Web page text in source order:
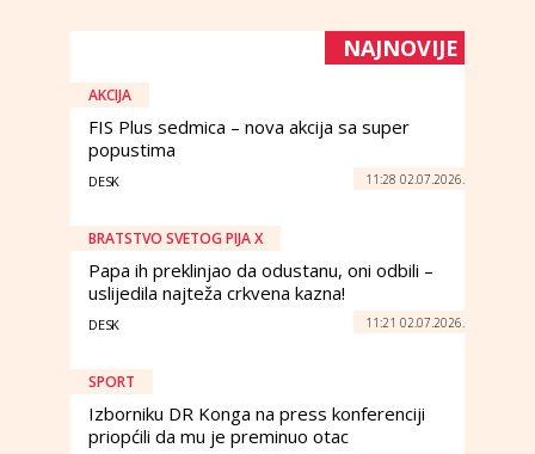
NAJNOVIJE
AKCIJA
FIS Plus sedmica – nova akcija sa super
popustima
DESK 11:28 02.07.2026.
BRATSTVO SVETOG PIJA X
Papa ih preklinjao da odustanu, oni odbili –
uslijedila najteža crkvena kazna!
DESK 11:21 02.07.2026.
SPORT
Izborniku DR Konga na press konferenciji
priopćili da mu je preminuo otac